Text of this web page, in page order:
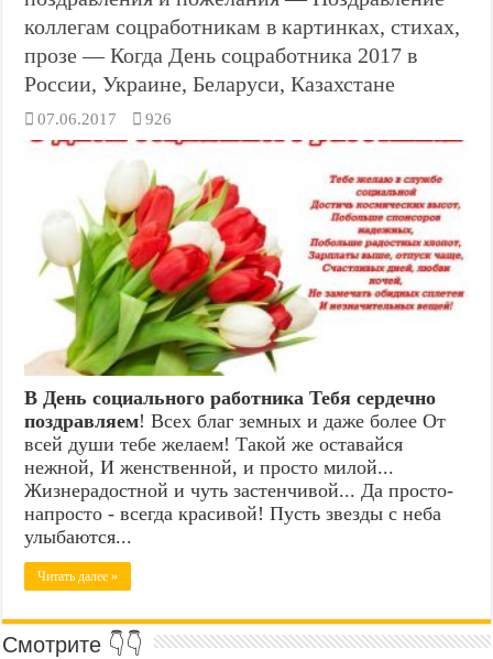
коллегам соцработникам в картинках, стихах,
прозе — Когда День соцработника 2017 в
России, Украине, Беларуси, Казахстане
07.06.2017 926
В День социального работника Тебя сердечно
поздравляем! Всех благ земных и даже более От
всей души тебе желаем! Такой же оставайся
нежной, И женственной, и просто милой...
Жизнерадостной и чуть застенчивой... Да просто-
напросто - всегда красивой! Пусть звезды с неба
улыбаются...
Читать далее »
Смотрите 👇👇